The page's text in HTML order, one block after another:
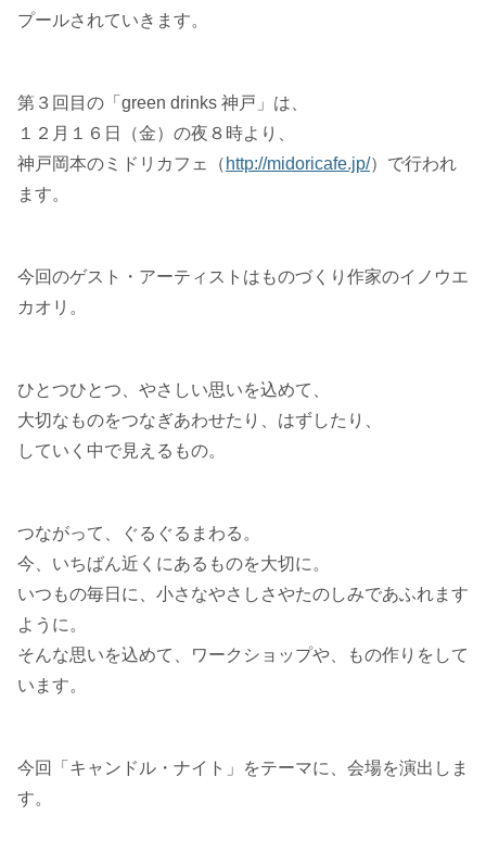
プールされていきます。
第３回目の「green drinks 神戸」は、
１２月１６日（金）の夜８時より、
神戸岡本のミドリカフェ（ http://midoricafe.jp/）で行われ
ます。
今回のゲスト・アーティストはものづくり作家のイノウエ
カオリ。
ひとつひとつ、やさしい思いを込めて、
大切なものをつなぎあわせたり、はずしたり、
していく中で見えるもの。
つながって、ぐるぐるまわる。
今、いちばん近くにあるものを大切に。
いつもの毎日に、小さなやさしさやたのしみであふれます
ように。
そんな思いを込めて、ワークショップや、もの作りをして
います。
今回「キャンドル・ナイト」をテーマに、会場を演出しま
す。